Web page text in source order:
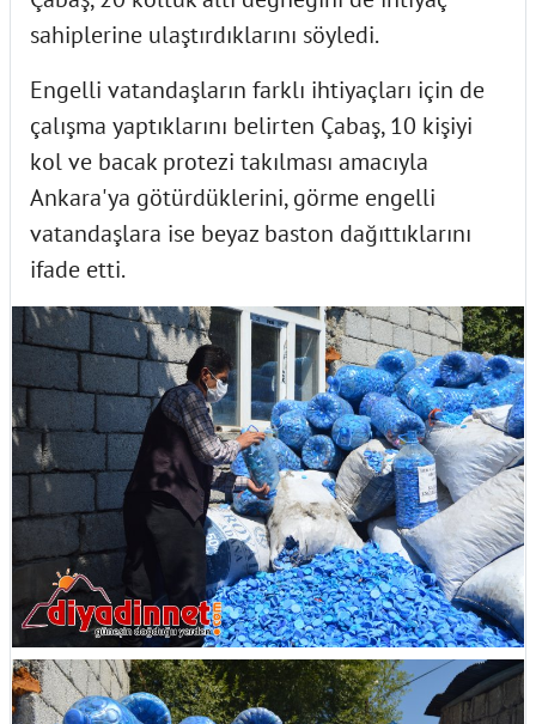
sahiplerine ulaştırdıklarını söyledi.
Engelli vatandaşların farklı ihtiyaçları için de
çalışma yaptıklarını belirten Çabaş, 10 kişiyi
kol ve bacak protezi takılması amacıyla
Ankara'ya götürdüklerini, görme engelli
vatandaşlara ise beyaz baston dağıttıklarını
ifade etti.